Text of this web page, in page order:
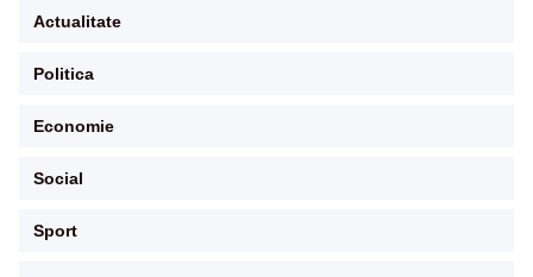
Actualitate
Politica
Economie
Social
Sport